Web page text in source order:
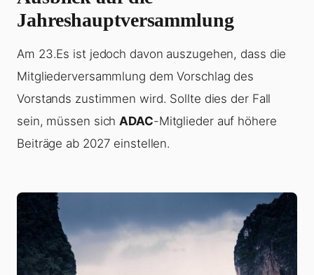
Jahreshauptversammlung
Am 23.Es ist jedoch davon auszugehen, dass die
Mitgliederversammlung dem Vorschlag des
Vorstands zustimmen wird. Sollte dies der Fall
sein, müssen sichADAC-Mitglieder auf höhere
Beiträge ab 2027 einstellen.